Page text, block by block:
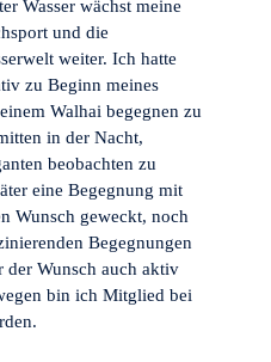
Wasser wächst meine
und die
weiter. Ich hatte
zu Beginn meines
Walhai begegnen zu
in der Nacht,
beobachten zu
eine Begegnung mit
Wunsch geweckt, noch
Begegnungen
der Wunsch auch aktiv
bin ich Mitglied bei